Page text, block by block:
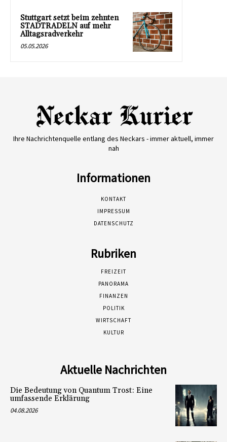
Stuttgart setzt beim zehnten
STADTRADELN auf mehr
Alltagsradverkehr
05.05.2026
Ihre Nachrichtenquelle entlang des Neckars - immer aktuell, immer
nah
Informationen
KONTAKT
IMPRESSUM
DATENSCHUTZ
Rubriken
FREIZEIT
PANORAMA
FINANZEN
POLITIK
WIRTSCHAFT
KULTUR
Aktuelle Nachrichten
Die Bedeutung von Quantum Trost: Eine
umfassende Erklärung
04.08.2026